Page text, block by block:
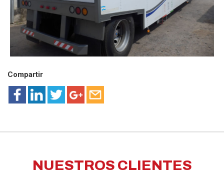
Compartir
NUESTROS CLIENTES